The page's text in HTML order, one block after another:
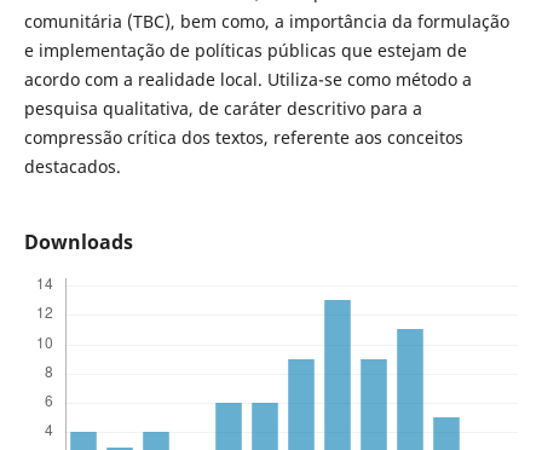
comunitária (TBC), bem como, a importância da formulação
e implementação de políticas públicas que estejam de
acordo com a realidade local. Utiliza-se como método a
pesquisa qualitativa, de caráter descritivo para a
compressão crítica dos textos, referente aos conceitos
destacados.
Downloads